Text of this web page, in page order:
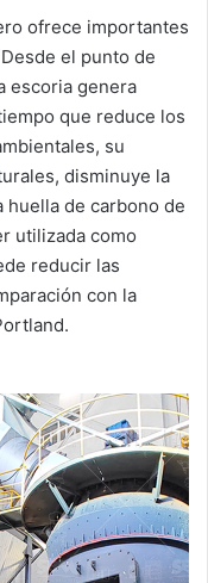
ofrece importantes
el punto de
escoria genera
que reduce los
su
disminuye la
de carbono de
utilizada como
reducir las
con la